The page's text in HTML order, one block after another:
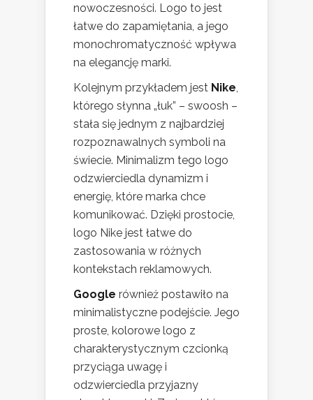
nowoczesności. Logo to jest
łatwe do zapamiętania, a jego
monochromatyczność wpływa
na elegancję marki.
Kolejnym przykładem jest Nike
którego słynna „łuk” – swoosh –
stała się jednym z najbardziej
rozpoznawalnych symboli na
świecie. Minimalizm tego logo
odzwierciedla dynamizm i
energię, które marka chce
komunikować. Dzięki prostocie,
logo Nike jest łatwe do
zastosowania w różnych
kontekstach reklamowych.
Google również postawiło na
minimalistyczne podejście. Jego
proste, kolorowe logo z
charakterystycznym czcionką
przyciąga uwagę i
odzwierciedla przyjazny